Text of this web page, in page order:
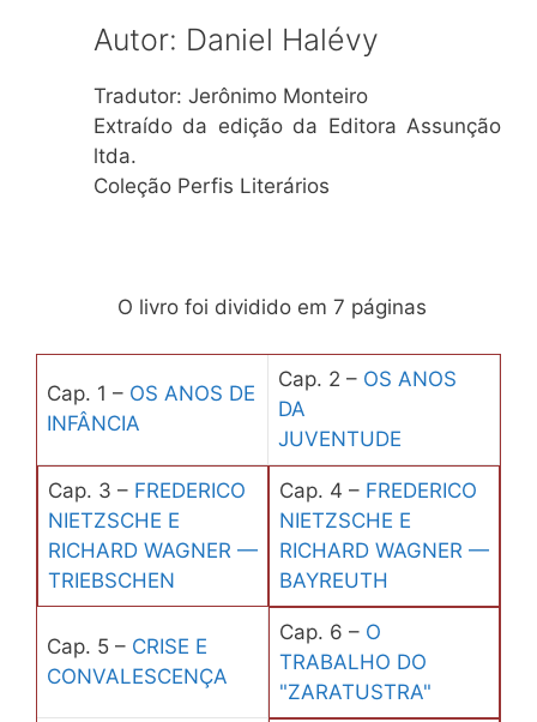
Autor: Daniel Halévy
Tradutor: Jerônimo Monteiro
Extraído da edição da Editora Assunção
ltda.
Coleção Perfis Literários
O livro foi dividido em 7 páginas
Cap. 1 – OS ANOS DE
INFÂNCIA
Cap. 2 – OS ANOS
DA
JUVENTUDE
Cap. 3 – FREDERICO
NIETZSCHE E
RICHARD WAGNER —
TRIEBSCHEN
Cap. 4 – FREDERICO
NIETZSCHE E
RICHARD WAGNER —
BAYREUTH
Cap. 5 – CRISE E
CONVALESCENÇA
Cap. 6 – O
TRABALHO DO
"ZARATUSTRA"